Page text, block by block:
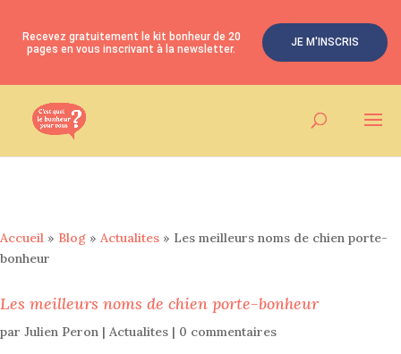
Accueil » Blog » Actualites » Les meilleurs noms de chien porte-
bonheur
Les meilleurs noms de chien porte-bonheur
par Julien Peron | Actualites | 0 commentaires
Recevez gratuitement le kit bonheur de 20
pages en vous inscrivant à la newsletter.
JE M'INSCRIS